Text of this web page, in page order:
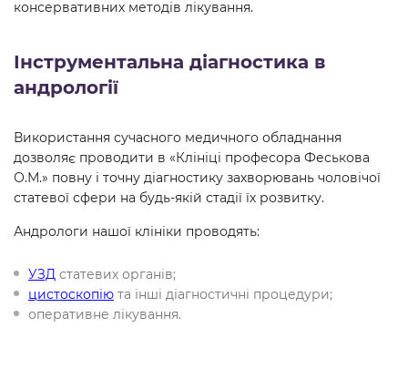
консервативних методів лікування.
Інструментальна діагностика в
андрології
Використання сучасного медичного обладнання
дозволяє проводити в «Клініці професора Феськова
О.М.» повну і точну діагностику захворювань чоловічої
статевої сфери на будь-якій стадії їх розвитку.
Андрологи нашої клініки проводять:
УЗД статевих органів;
цистоскопію та інші діагностичні процедури;
оперативне лікування.